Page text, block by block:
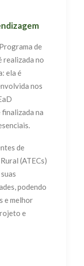
de
realizada no
ela é
nos
na
de
(ATECs)
podendo
e melhor
e